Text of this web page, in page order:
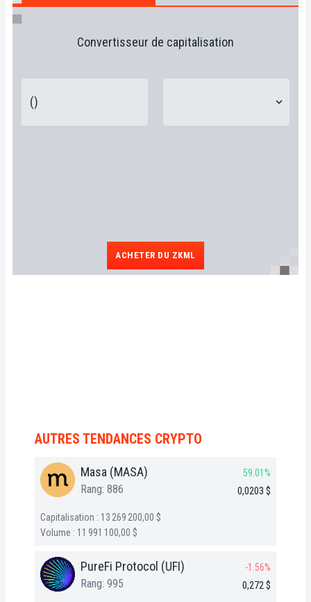
Convertisseur de capitalisation
ACHETER DU ZKML
AUTRES TENDANCES CRYPTO
Masa (MASA)
Rang: 886
59.01%
0,0203 $
Capitalisation : 13 269 200,00 $
Volume : 11 991 100,00 $
PureFi Protocol (UFI)
Rang: 995
-1.56%
0,272 $